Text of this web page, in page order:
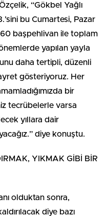
“Gökbel Yağlı
bu Cumartesi, Pazar
başpehlivan ile toplam
yapılan yayla
daha tertipli, düzenli
gösteriyoruz. Her
bir
tecrübelerle varsa
yıllara dair
diye konuştu.
YIKMAK GİBİ BİR
olduktan sonra,
diye bazı